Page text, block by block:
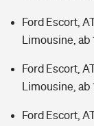
Ford Escort,
Limousine, ab
Ford Escort,
Limousine, ab
Ford Escort,